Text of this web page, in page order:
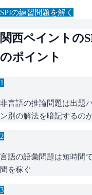
SPIの練習問題を解く
関西ペイント の
のポイント
1
非言語の推論問題は出題
ン別の解法を暗記するの
2
言語の語彙問題は短時間
間を稼ぐ
3